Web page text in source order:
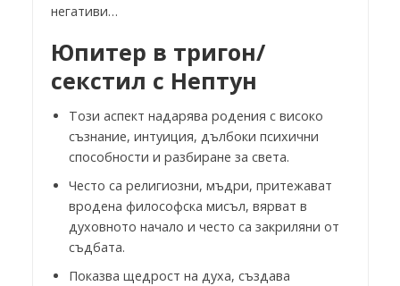
негативи…
Юпитер в тригон/
секстил с Нептун
Този аспект надарява родения с високо
съзнание, интуиция, дълбоки психични
способности и разбиране за света.
Често са религиозни, мъдри, притежават
вродена философска мисъл, вярват в
духовното начало и често са закриляни от
съдбата.
Показва щедрост на духа, създава